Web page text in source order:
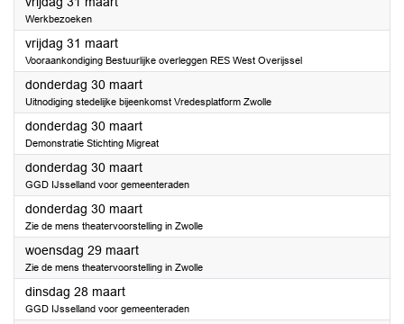
Werkbezoeken
vrijdag 31 maart2023
Vooraankondiging Bestuurlijke overleggen RES West Overijssel
donderdag 30 maart2023
Uitnodiging stedelijke bijeenkomst Vredesplatform Zwolle
donderdag 30 maart2023
Demonstratie Stichting Migreat
donderdag 30 maart2023
GGD IJsselland voor gemeenteraden
donderdag 30 maart2023
Zie de mens theatervoorstelling in Zwolle
woensdag 29 maart2023
Zie de mens theatervoorstelling in Zwolle
dinsdag 28 maart2023
GGD IJsselland voor gemeenteraden